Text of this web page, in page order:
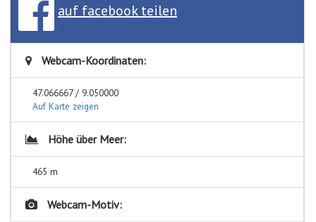
auf facebook teilen
Webcam-Koordinaten:
47.066667 / 9.050000
Auf Karte zeigen
Höhe über Meer:
465 m
Webcam-Motiv: